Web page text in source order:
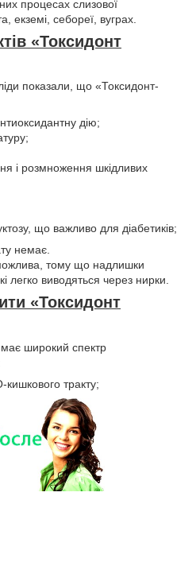
процесах слизової
екземі, себореї, вуграх.
«Токсидонт
показали, що «Токсидонт-
дію;
і розмноження шкідливих
що важливо для діабетиків;
немає.
тому що надлишки
легко виводяться через нирки.
«Токсидонт
широкий спектр
тракту;